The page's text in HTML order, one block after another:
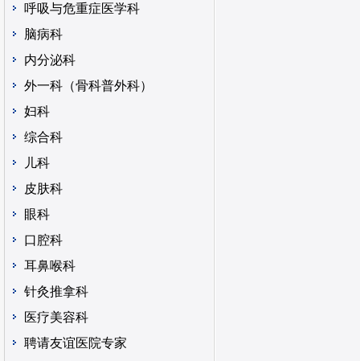
呼吸与危重症医学科
脑病科
内分泌科
外一科（骨科普外科）
妇科
综合科
儿科
皮肤科
眼科
口腔科
耳鼻喉科
针灸推拿科
医疗美容科
聘请友谊医院专家